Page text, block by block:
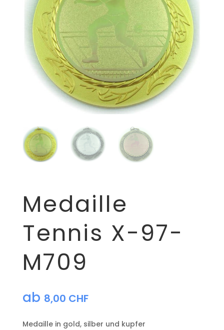
Medaille
Tennis X-97-
M709
ab 8,00 CHF
Medaille in gold, silber und kupfer